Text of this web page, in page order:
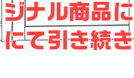
ナル商品
にて引き続